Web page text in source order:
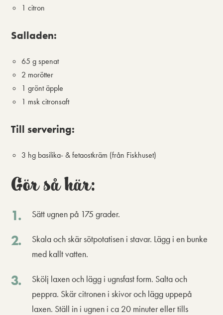
1 citron
Salladen:
65 g spenat
2 morötter
1 grönt äpple
1 msk citronsaft
Till servering:
3 hg basilika- & fetaostkräm (från Fiskhuset)
Gör så här:
Sätt ugnen på 175 grader.
Skala och skär sötpotatisen i stavar. Lägg i en bunke
med kallt vatten.
Skölj laxen och lägg i ugnsfast form. Salta och
peppra. Skär citronen i skivor och lägg uppepå
laxen. Ställ in i ugnen i ca 20 minuter eller tills